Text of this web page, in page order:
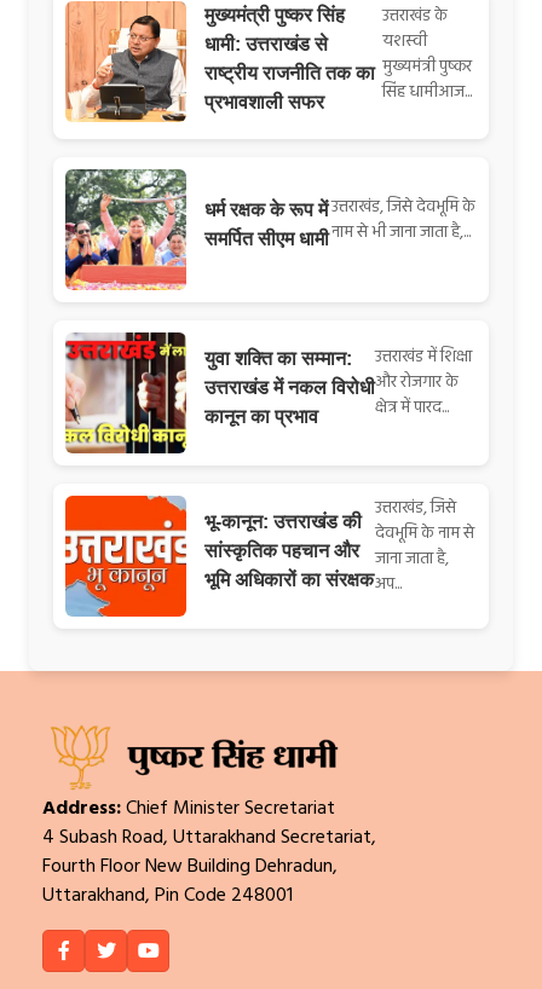
मुख्यमंत्री पुष्कर सिंह
धामी: उत्तराखंड से
राष्ट्रीय राजनीति तक का
प्रभावशाली सफर
उत्तराखंड के
यशस्वी
मुख्यमंत्री पुष्कर
सिंह धामीआज...
धर्म रक्षक के रूप में
समर्पित सीएम धामी
उत्तराखंड, जिसे देवभूमि के
नाम से भी जाना जाता है,...
युवा शक्ति का सम्मान:
उत्तराखंड में नकल विरोधी
कानून का प्रभाव
उत्तराखंड में शिक्षा
और रोजगार के
क्षेत्र में पारद...
भू-कानून: उत्तराखंड की
सांस्कृतिक पहचान और
भूमि अधिकारों का संरक्षक
उत्तराखंड, जिसे
देवभूमि के नाम से
जाना जाता है,
अप...
Address:Chief Minister Secretariat
4 Subash Road, Uttarakhand Secretariat,
Fourth Floor New Building Dehradun,
Uttarakhand, Pin Code 248001